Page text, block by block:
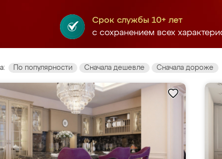
Срок службы 10+ лет
с сохранением всех
По популярности Сначала дешевле Сначала дороже